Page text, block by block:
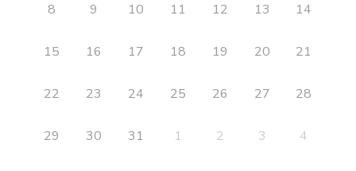
8 9 10 11 12 13 14
15 16 17 18 19 20 21
22 23 24 25 26 27 28
29 30 31 1 2 3 4